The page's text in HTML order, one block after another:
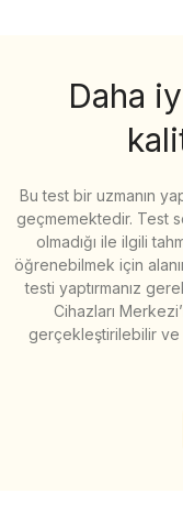
Daha
Bu test bir uzmanın
geçmemektedir. Test
olmadığı ile ilgili
öğrenebilmek için
testi yaptırmanız
Cihazları
gerçekleştirilebilir ve